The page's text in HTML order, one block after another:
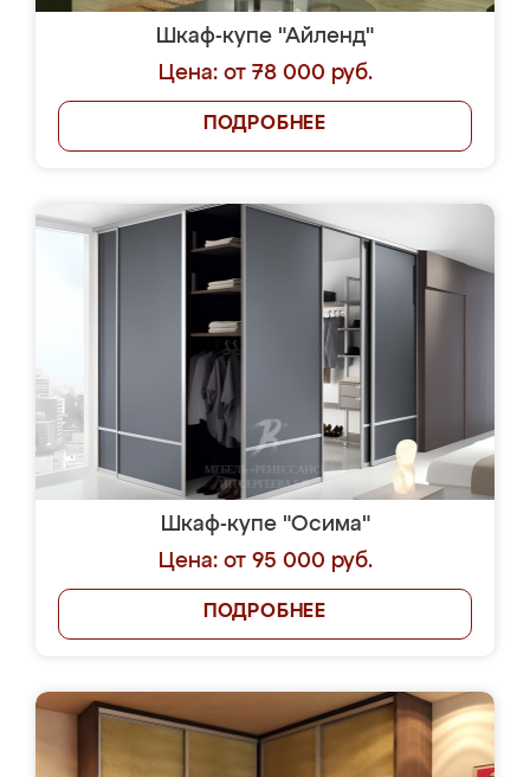
Шкаф-купе "Айленд"
Цена: от 78 000 руб.
ПОДРОБНЕЕ
Шкаф-купе "Осима"
Цена: от 95 000 руб.
ПОДРОБНЕЕ